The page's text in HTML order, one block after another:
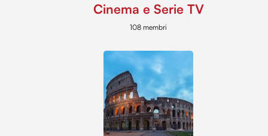
Cinema e Serie TV
108 membri